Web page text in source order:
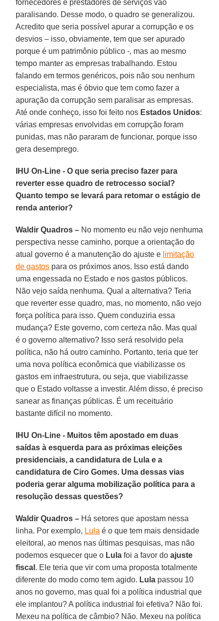
fornecedores e prestadores de serviços vão
paralisando. Desse modo, o quadro se generalizou.
Acredito que seria possível apurar a corrupção e os
desvios – isso, obviamente, tem que ser apurado
porque é um patrimônio público -, mas ao mesmo
tempo manter as empresas trabalhando. Estou
falando em termos genéricos, pois não sou nenhum
especialista, mas é óbvio que tem como fazer a
apuração da corrupção sem paralisar as empresas.
Até onde conheço, isso foi feito nos Estados Unidos:
várias empresas envolvidas em corrupção foram
punidas, mas não pararam de funcionar, porque isso
gera desemprego.
IHU On-Line - O que seria preciso fazer para
reverter esse quadro de retrocesso social?
Quanto tempo se levará para retomar o estágio de
renda anterior?
Waldir Quadros – No momento eu não vejo nenhuma
perspectiva nesse caminho, porque a orientação do
atual governo é a manutenção do ajuste e limitação
de gastos para os próximos anos. Isso está dando
uma engessada no Estado e nos gastos públicos.
Não vejo saída nenhuma. Qual a alternativa? Teria
que reverter esse quadro, mas, no momento, não vejo
força política para isso. Quem conduziria essa
mudança? Este governo, com certeza não. Mas qual
é o governo alternativo? Isso será resolvido pela
política, não há outro caminho. Portanto, teria que ter
uma nova política econômica que viabilizasse os
gastos em infraestrutura, ou seja, que viabilizasse
que o Estado voltasse a investir. Além disso, é preciso
sanear as finanças públicas. É um receituário
bastante difícil no momento.
IHU On-Line - Muitos têm apostado em duas
saídas à esquerda para as próximas eleições
presidenciais, a candidatura de Lula e a
candidatura de Ciro Gomes. Uma dessas vias
poderia gerar alguma mobilização política para a
resolução dessas questões?
Waldir Quadros – Há setores que apostam nessa
linha. Por exemplo, Lula é o que tem mais densidade
eleitoral, ao menos nas últimas pesquisas, mas não
podemos esquecer que o Lula foi a favor doajuste
fiscal . Ele teria que vir com uma proposta totalmente
diferente do modo como tem agido. Lula passou 10
anos no governo, mas qual foi a política industrial que
ele implantou? A política industrial foi efetiva? Não foi.
Mexeu na política de câmbio? Não. Mexeu na política